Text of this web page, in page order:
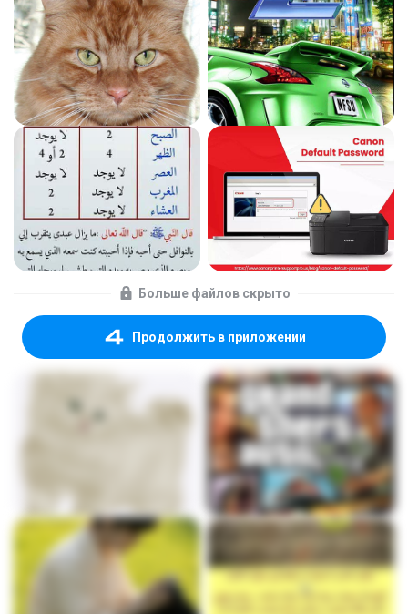
Больше файлов скрыто
Продолжить в приложении